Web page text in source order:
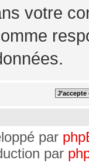
votre
par
par